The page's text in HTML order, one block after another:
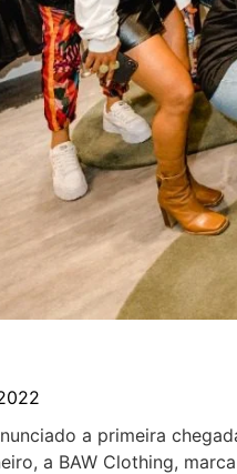
a primeira
a BAW Clothing,